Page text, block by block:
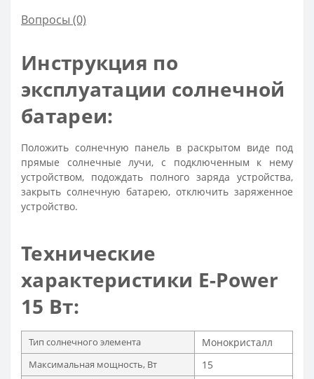
Вопросы (0)
Инструкция по
эксплуатации солнечной
батареи:
Положить солнечную панель в раскрытом виде под
прямые солнечные лучи, с подключенным к нему
устройством, подождать полного заряда устройства,
закрыть солнечную батарею, отключить заряженное
устройство.
Технические
характеристики E-Power
15 Вт:
Тип солнечного элемента Монокристалл
Максимальная мощность, Вт 15